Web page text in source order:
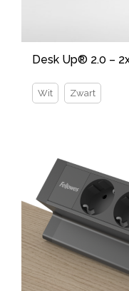
Desk Up® 2.0 –
Wit Zwart